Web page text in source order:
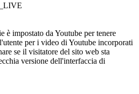
è impostato da Youtube per tenere
per i video di Youtube incorporati
se il visitatore del sito web sta
versione dell'interfaccia di